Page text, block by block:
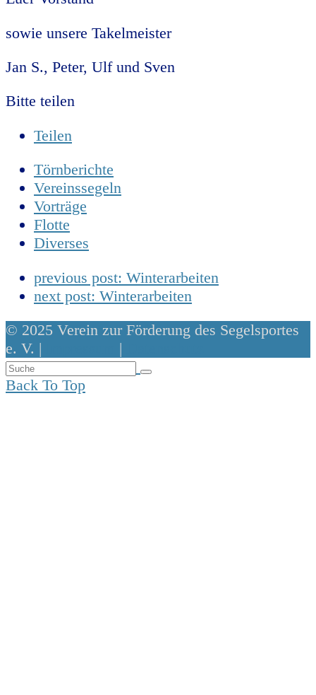
sowie unsere Takelmeister
Jan S., Peter, Ulf und Sven
Bitte teilen
Teilen
Törnberichte
Vereinssegeln
Vorträge
Flotte
Diverses
previous post: Winterarbeiten
next post: Winterarbeiten
© 2025 Verein zur Förderung des Segelsportes
e. V. |
|
Back To Top